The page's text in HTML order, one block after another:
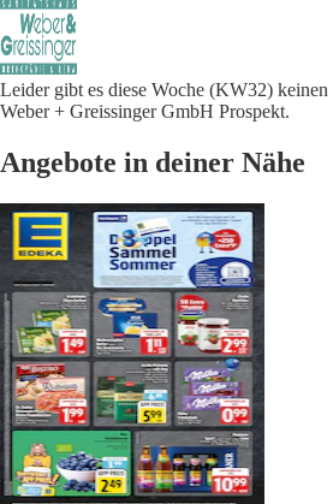
Leider gibt es diese Woche (KW32) keinen
Weber + Greissinger GmbH Prospekt.
Angebote in deiner Nähe